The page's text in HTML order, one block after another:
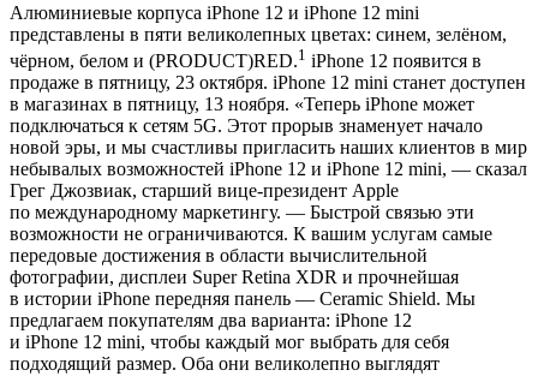
Алюминиевые корпуса iPhone 12 и iPhone 12 mini
представлены в пяти великолепных цветах: синем, зелёном,
чёрном, белом и (PRODUCT)RED.1 iPhone 12 появится в
продаже в пятницу, 23 октября. iPhone 12 mini станет доступен
в магазинах в пятницу, 13 ноября. «Теперь iPhone может
подключаться к сетям 5G. Этот прорыв знаменует начало
новой эры, и мы счастливы пригласить наших клиентов в мир
небывалых возможностей iPhone 12 и iPhone 12 mini, — сказал
Грег Джозвиак, старший вице-президент Apple
по международному маркетингу. — Быстрой связью эти
возможности не ограничиваются. К вашим услугам самые
передовые достижения в области вычислительной
фотографии, дисплеи Super Retina XDR и прочнейшая
в истории iPhone передняя панель — Ceramic Shield. Мы
предлагаем покупателям два варианта: iPhone 12
и iPhone 12 mini, чтобы каждый мог выбрать для себя
подходящий размер. Оба они великолепно выглядят